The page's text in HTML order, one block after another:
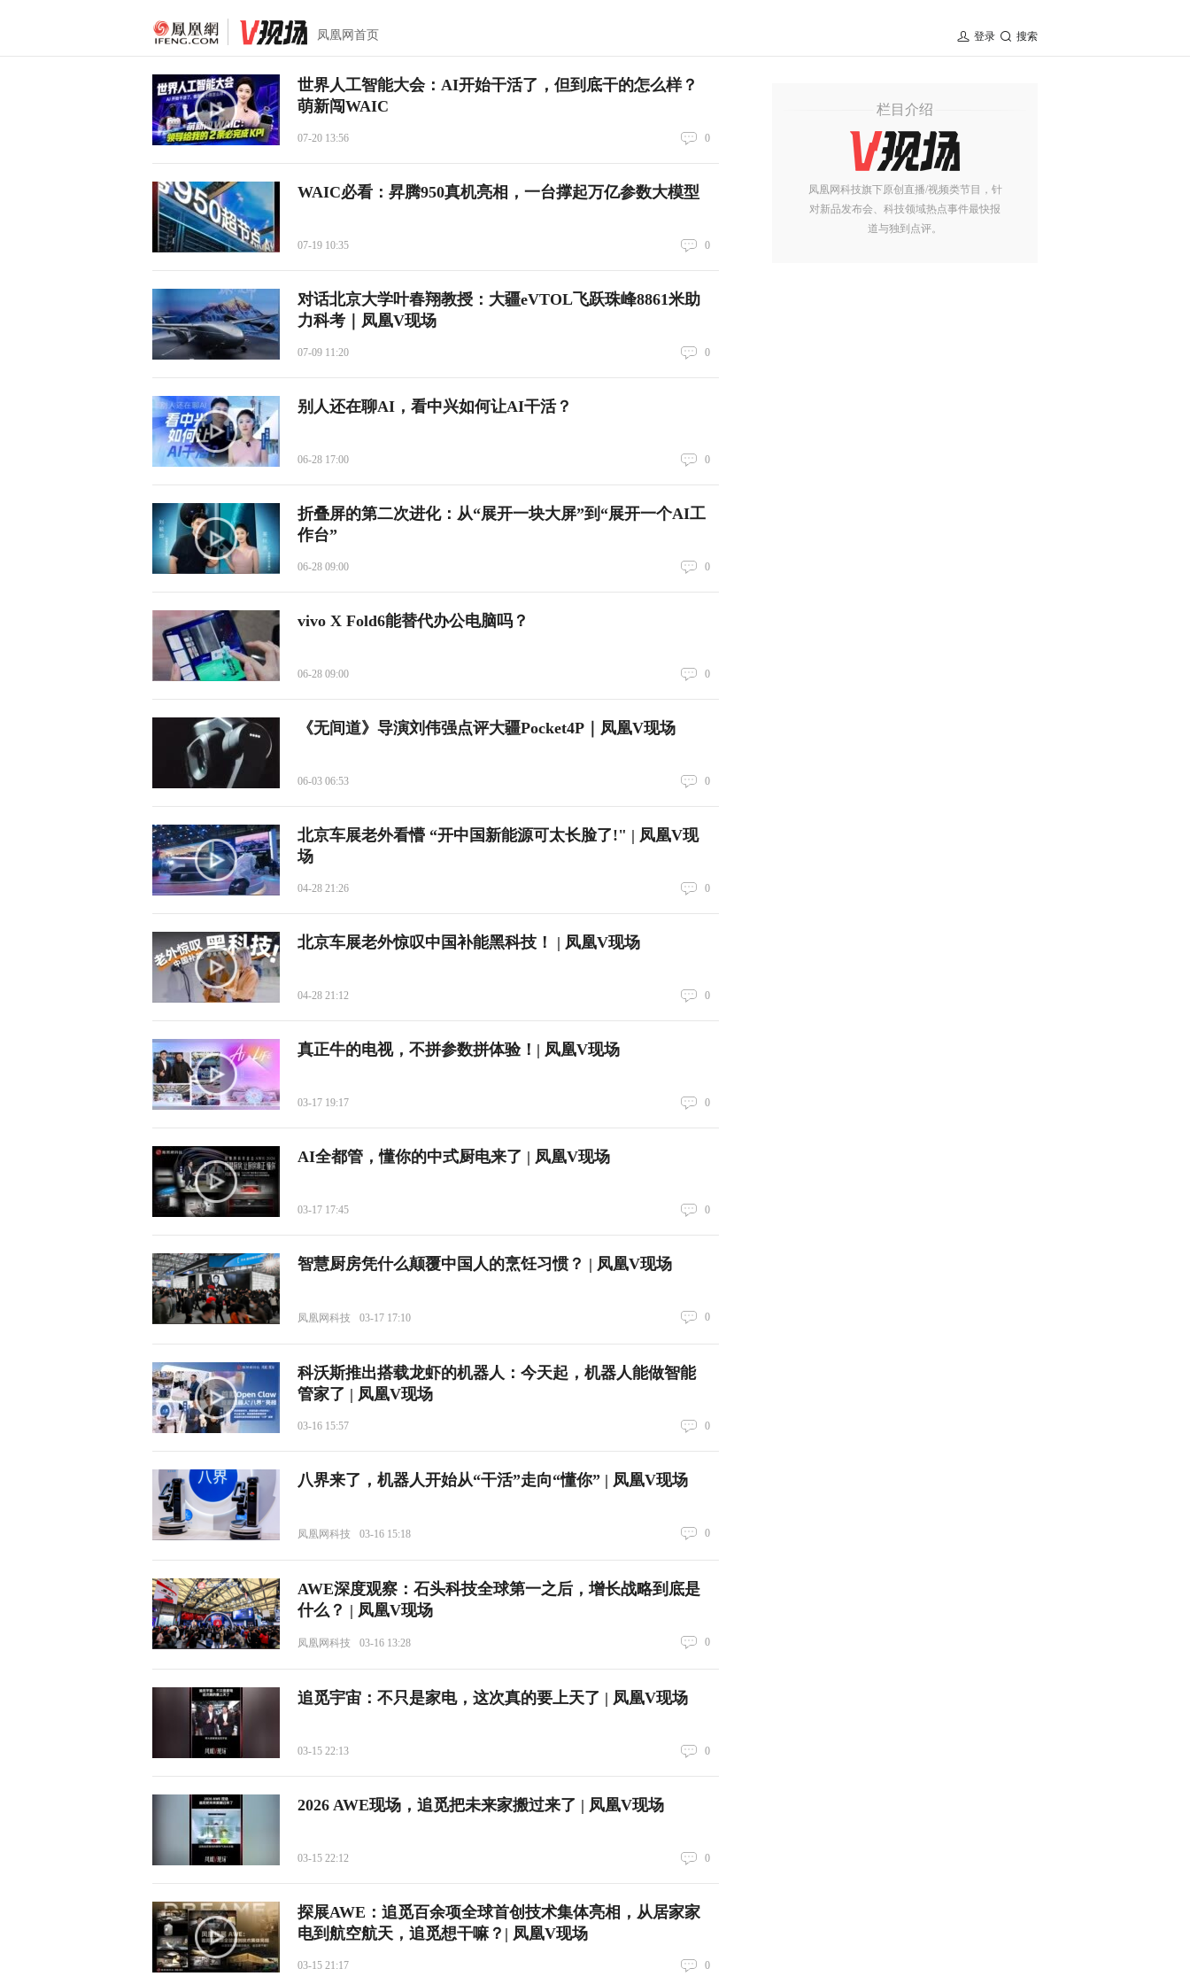
凤凰网首页 搜索
登录
世界人工智能大会：AI开始干活了，但到底干的怎么样？
萌新闯WAIC
07-20 13:56 0
WAIC必看：昇腾950真机亮相，一台撑起万亿参数大模型
07-19 10:35 0
对话北京大学叶春翔教授：大疆eVTOL飞跃珠峰8861米助
力科考｜凤凰V现场
07-09 11:20 0
别人还在聊AI，看中兴如何让AI干活？
06-28 17:00 0
折叠屏的第二次进化：从“展开一块大屏”到“展开一个AI工
作台”
06-28 09:00 0
vivo X Fold6能替代办公电脑吗？
06-28 09:00 0
《无间道》导演刘伟强点评大疆Pocket4P｜凤凰V现场
06-03 06:53 0
北京车展老外看懵 “开中国新能源可太长脸了!" | 凤凰V现
场
04-28 21:26 0
北京车展老外惊叹中国补能黑科技！ | 凤凰V现场
04-28 21:12 0
真正牛的电视，不拼参数拼体验！| 凤凰V现场
03-17 19:17 0
AI全都管，懂你的中式厨电来了 | 凤凰V现场
03-17 17:45 0
智慧厨房凭什么颠覆中国人的烹饪习惯？ | 凤凰V现场
凤凰网科技 03-17 17:10 0
科沃斯推出搭载龙虾的机器人：今天起，机器人能做智能
管家了 | 凤凰V现场
03-16 15:57 0
八界来了，机器人开始从“干活”走向“懂你” | 凤凰V现场
凤凰网科技 03-16 15:18 0
AWE深度观察：石头科技全球第一之后，增长战略到底是
什么？ | 凤凰V现场
凤凰网科技 03-16 13:28 0
追觅宇宙：不只是家电，这次真的要上天了 | 凤凰V现场
03-15 22:13 0
2026 AWE现场，追觅把未来家搬过来了 | 凤凰V现场
03-15 22:12 0
探展AWE：追觅百余项全球首创技术集体亮相，从居家家
电到航空航天，追觅想干嘛？| 凤凰V现场
03-15 21:17 0
栏目介绍
凤凰网科技旗下原创直播/视频类节目，针
对新品发布会、科技领域热点事件最快报
道与独到点评。